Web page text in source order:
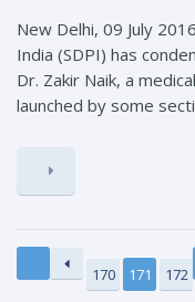
New Delhi, 09 July
India (SDPI) has
Dr. Zakir Naik, a
launched by some
170 171 172